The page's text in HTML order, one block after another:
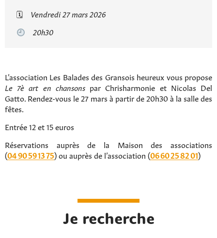
🗓
Vendredi 27 mars 2026
20h30
L’association Les Balades des Gransois heureux vous propose
Le 7è art en chansonspar Chrisharmonie et Nicolas Del
Gatto. Rendez-vous le 27 mars à partir de 20h30 à la salle des
fêtes.
Entrée 12 et 15 euros
Réservations auprès de la Maison des associations
(04 90 59 13 75) ou auprès de l’association (06 60 25 82 01)
Je recherche